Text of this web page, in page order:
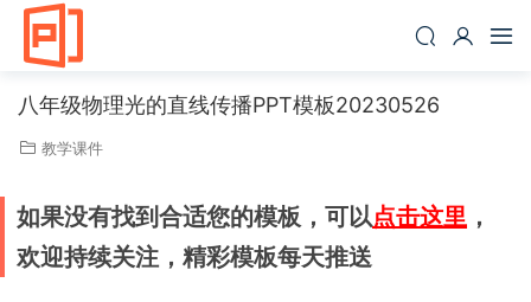
八年级物理光的直线传播PPT模板20230526
教学课件
如果没有找到合适您的模板，可以点击这里 ，
欢迎持续关注，精彩模板每天推送